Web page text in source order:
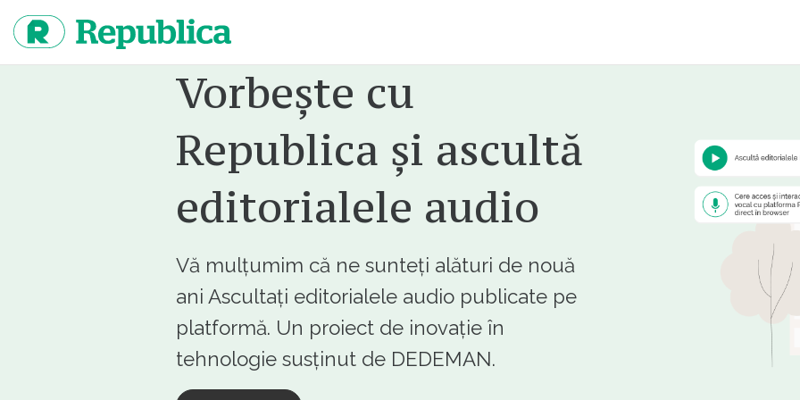
continut
Vorbește cu
Republica și ascultă
editorialele audio
Vă mulțumim că ne sunteți alături de nouă
ani Ascultați editorialele audio publicate pe
platformă. Un proiect de inovație în
tehnologie susținut de DEDEMAN.